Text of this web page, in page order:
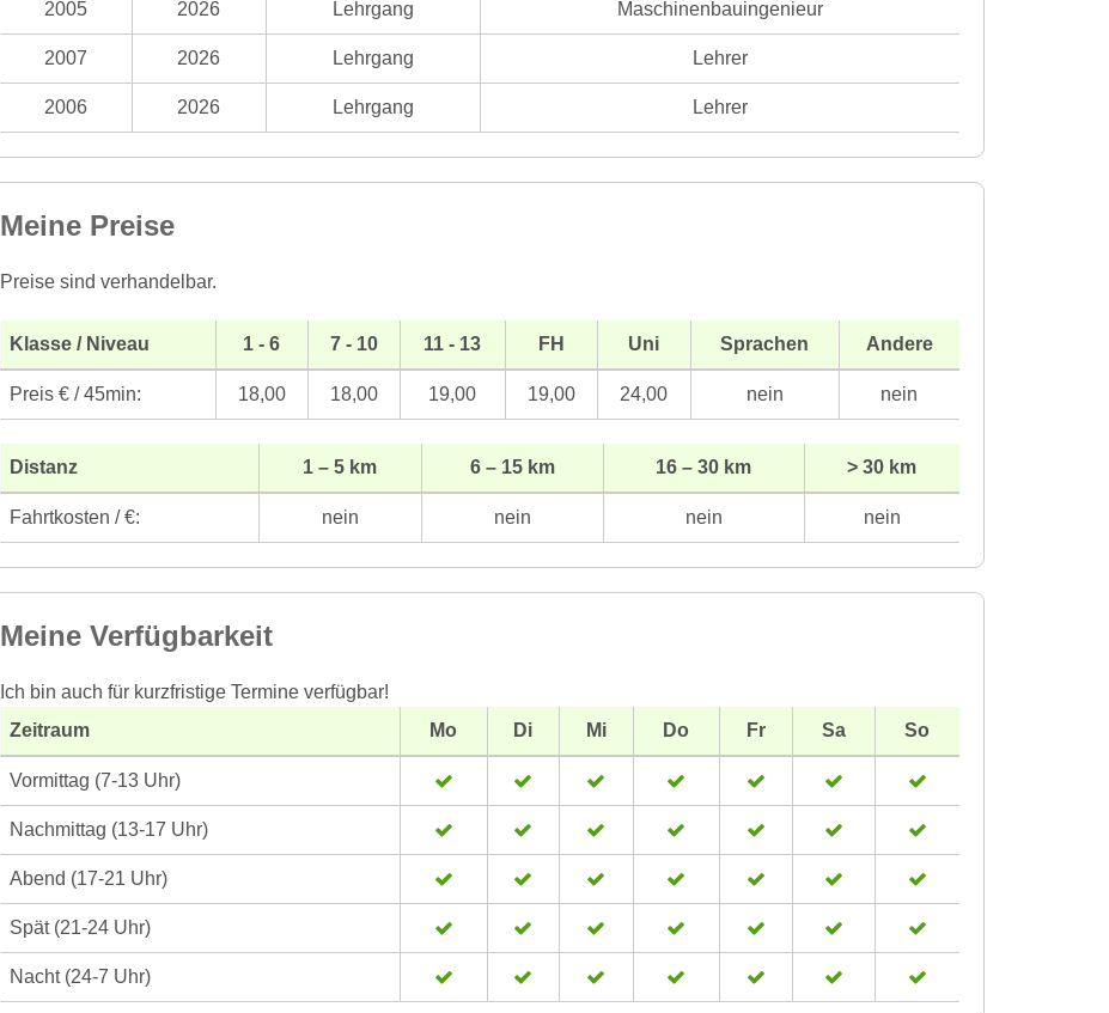
2005 2026 Lehrgang Maschinenbauingenieur
2007 2026 Lehrgang Lehrer
2006 2026 Lehrgang Lehrer
Meine Preise
Preise sind verhandelbar.
Klasse / Niveau 1 - 6 7 - 10 11 - 13 FH Uni Sprachen Andere
Preis € / 45min: 18,00 18,00 19,00 19,00 24,00 nein nein
Distanz 1 – 5 km 6 – 15 km 16 – 30 km > 30 km
Fahrtkosten / €: nein nein nein nein
Meine Verfügbarkeit
Ich bin auch für kurzfristige Termine verfügbar!
Zeitraum
Mo Di Mi Do Fr Sa So
Vormittag (7-13 Uhr)
Nachmittag (13-17 Uhr)
Abend (17-21 Uhr)
Spät (21-24 Uhr)
Nacht (24-7 Uhr)